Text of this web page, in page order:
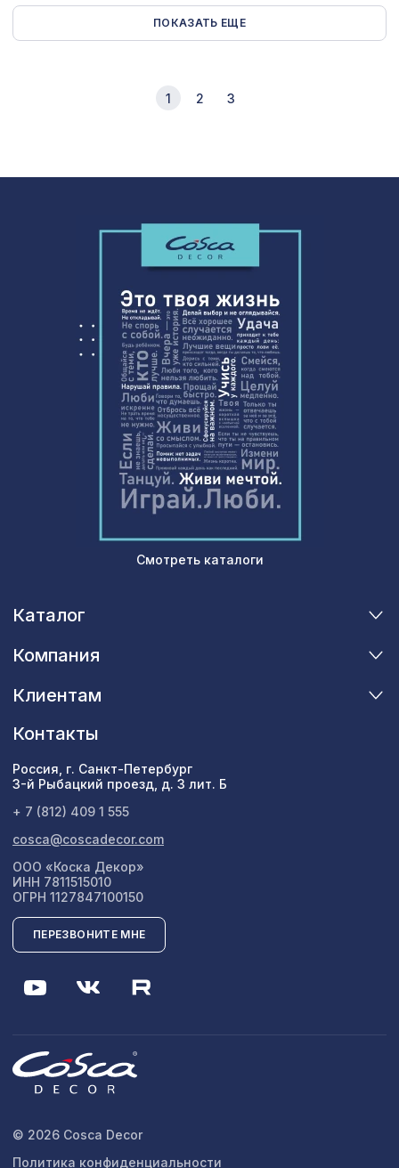
ПОКАЗАТЬ ЕЩЕ
1 2 3
Смотреть каталоги
Каталог
Компания
Клиентам
Контакты
Россия, г. Санкт-Петербург
3-й Рыбацкий проезд, д. 3 лит. Б
+ 7 (812) 409 1 555
cosca@coscadecor.com
ООО «Коска Декор»
ИНН 7811515010
ОГРН 1127847100150
ПЕРЕЗВОНИТЕ МНЕ
© 2026 Cosca Decor
Политика конфиденциальности